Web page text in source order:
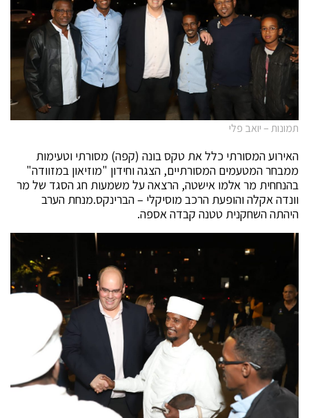
תמונות – יואב פלי
האירוע המסורתי כלל את טקס בונה (קפה) מסורתי וטעימות
ממבחר המטעמים המסורתיים, הצגה וחידון "מוזיאון במזוודה"
בהנחחית מר אלמו אישטה, הרצאה על משמעות חג הסגד של מר
וונדה אקלה והופעת הרכב מוסיקלי – הברינקס.מנחת הערב
היהתה השחקנית טטנה קבדה אספה.